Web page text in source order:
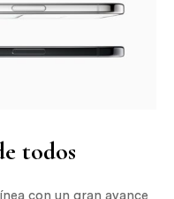
todos
con un gran avance